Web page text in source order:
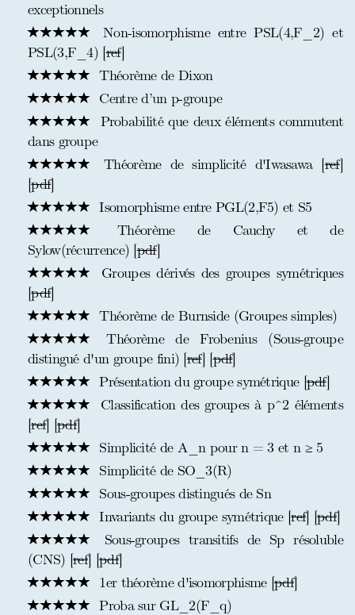
exceptionnels
Non-isomorphisme entre PSL(4,F_2) et
PSL(3,F_4) [ref]
Théorème de Dixon
Centre d’un p-groupe
Probabilité que deux éléments commutent
dans groupe
Théorème de simplicité d'Iwasawa [ref]
[pdf]
Isomorphisme entre PGL(2,F5) et S5
Théorème de Cauchy et de
Sylow(récurrence) [pdf]
Groupes dérivés des groupes symétriques
[pdf]
Théorème de Burnside (Groupes simples)
Théorème de Frobenius (Sous-groupe
distingué d'un groupe fini) [ref] [pdf]
Présentation du groupe symétrique [pdf]
Classification des groupes à p^2 éléments
[ref] [pdf]
Simplicité de A_n pour n = 3 et n ≥ 5
Simplicité de SO_3(R)
Sous-groupes distingués de Sn
Invariants du groupe symétrique [ref] [pdf]
Sous-groupes transitifs de Sp résoluble
(CNS) [ref] [pdf]
1er théorème d'isomorphisme [pdf]
Proba sur GL_2(F_q)